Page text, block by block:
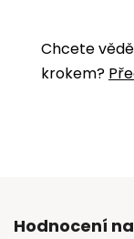
Chcete
krokem?
Hodnocení